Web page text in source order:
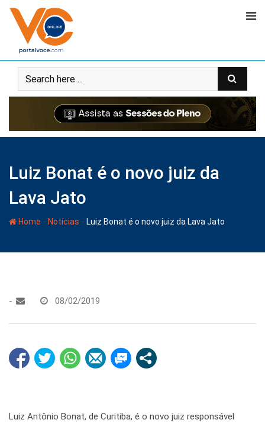
Luiz Bonat é o novo juiz da
Lava Jato
Home - Notícias - Luiz Bonat é o novo juiz da Lava Jato
- 08/02/2019
Luiz Antônio Bonat, de Curitiba, é o novo juiz responsável